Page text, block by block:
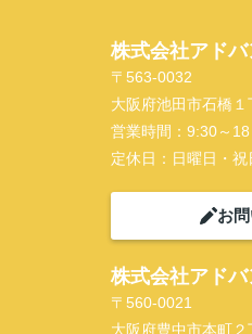
株式会社アド
〒563-0032
大阪府池田市石橋
営業時間： 9:30～
定休日： 日曜日・祝
お
株式会社アド
〒560-0021
大阪府豊中市本町２